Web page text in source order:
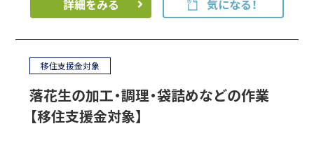
詳細をみる 気になる！
移住支援金対象
落花生の加工・調理・袋詰めなどの作業
【移住支援金対象】